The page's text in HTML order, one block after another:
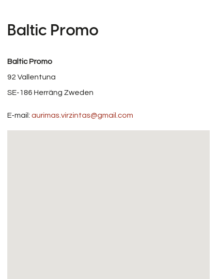
Baltic Promo
Baltic Promo
92 Vallentuna
SE-186 Herräng Zweden
E-mail: aurimas.virzintas@gmail.com